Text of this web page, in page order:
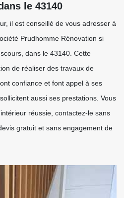
le 43140
il est conseillé de vous adresser à
Prudhomme Rénovation si
dans le 43140. Cette
de réaliser des travaux de
confiance et font appel à ses
aussi ses prestations. Vous
réussie, contactez-le sans
gratuit et sans engagement de